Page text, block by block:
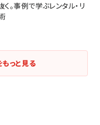
。事例で学ぶレンタル・リ
っと見る